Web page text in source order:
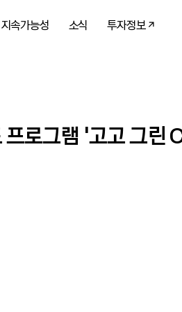
지속가능성 소식 투자정보
로그램 ‘고고 그린